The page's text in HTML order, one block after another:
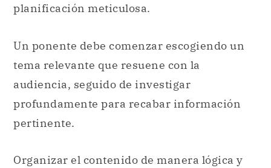
planificación meticulosa.
Un ponente debe comenzar escogiendo un
tema relevante que resuene con la
audiencia, seguido de investigar
profundamente para recabar información
pertinente.
Organizar el contenido de manera lógica y